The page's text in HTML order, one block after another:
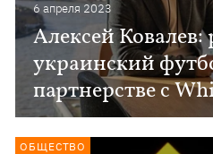
6 апреля 2023
Алексей Ковалев:
украинский
партнерстве с
ОБЩЕСТВО